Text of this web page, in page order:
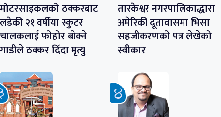
मोटरसाइकलको ठक्करबाट
लडेकी २१ वर्षीया स्कुटर
चालकलाई फोहोर बोक्ने
गाडीले ठक्कर दिँदा मृत्यु
तारकेश्वर नगरपालिकाद्धारा
अमेरिकी दूतावासमा भिसा
सहजीकरणको पत्र लेखेको
स्वीकार